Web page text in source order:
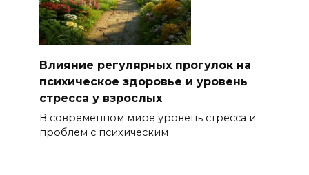
Влияние регулярных прогулок на
психическое здоровье и уровень
стресса у взрослых
В современном мире уровень стресса и
проблем с психическим